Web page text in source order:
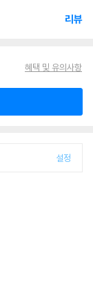
리뷰
혜택 및 유의사항
설정